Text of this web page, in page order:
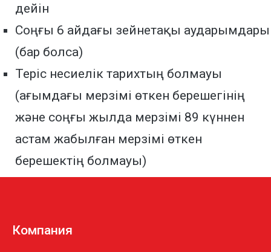
дейін
Соңғы 6 айдағы зейнетақы аударымдары
(бар болса)
Теріс несиелік тарихтың болмауы
(ағымдағы мерзімі өткен берешегінің
және соңғы жылда мерзімі 89 күннен
астам жабылған мерзімі өткен
берешектің болмауы)
Компания